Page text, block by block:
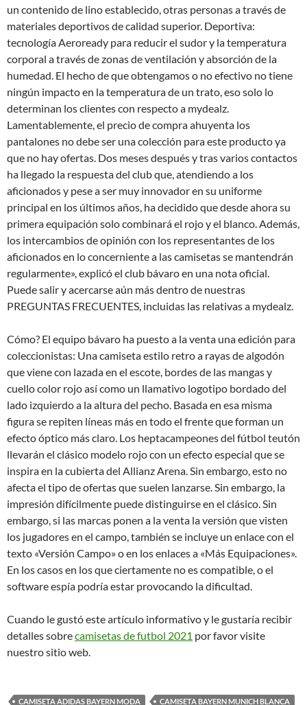
un contenido de lino establecido, otras personas a través de
materiales deportivos de calidad superior. Deportiva:
tecnología Aeroready para reducir el sudor y la temperatura
corporal a través de zonas de ventilación y absorción de la
humedad. El hecho de que obtengamos o no efectivo no tiene
ningún impacto en la temperatura de un trato, eso solo lo
determinan los clientes con respecto a mydealz.
Lamentablemente, el precio de compra ahuyenta los
pantalones no debe ser una colección para este producto ya
que no hay ofertas. Dos meses después y tras varios contactos
ha llegado la respuesta del club que, atendiendo a los
aficionados y pese a ser muy innovador en su uniforme
principal en los últimos años, ha decidido que desde ahora su
primera equipación solo combinará el rojo y el blanco. Además,
los intercambios de opinión con los representantes de los
aficionados en lo concerniente a las camisetas se mantendrán
regularmente», explicó el club bávaro en una nota oficial.
Puede salir y acercarse aún más dentro de nuestras
PREGUNTAS FRECUENTES, incluidas las relativas a mydealz.
Cómo? El equipo bávaro ha puesto a la venta una edición para
coleccionistas: Una camiseta estilo retro a rayas de algodón
que viene con lazada en el escote, bordes de las mangas y
cuello color rojo así como un llamativo logotipo bordado del
lado izquierdo a la altura del pecho. Basada en esa misma
figura se repiten líneas más en todo el frente que forman un
efecto óptico más claro. Los heptacampeones del fútbol teutón
llevarán el clásico modelo rojo con un efecto especial que se
inspira en la cubierta del Allianz Arena. Sin embargo, esto no
afecta el tipo de ofertas que suelen lanzarse. Sin embargo, la
impresión difícilmente puede distinguirse en el clásico. Sin
embargo, si las marcas ponen a la venta la versión que visten
los jugadores en el campo, también se incluye un enlace con el
texto «Versión Campo» o en los enlaces a «Más Equipaciones».
En los casos en los que ciertamente no es compatible, o el
software espía podría estar provocando la dificultad.
Cuando le gustó este artículo informativo y le gustaría recibir
detalles sobrecamisetas de futbol 2021 por favor visite
nuestro sitio web.
CAMISETA ADIDAS BAYERN MODA CAMISETA BAYERN MUNICH BLANCA